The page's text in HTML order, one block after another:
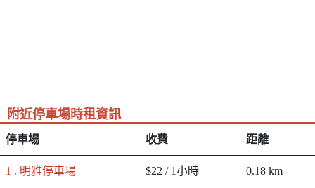
附近停車場時租資訊
停車場 收費 距離
1 . 明雅停車場 $22 / 1小時 0.18 km